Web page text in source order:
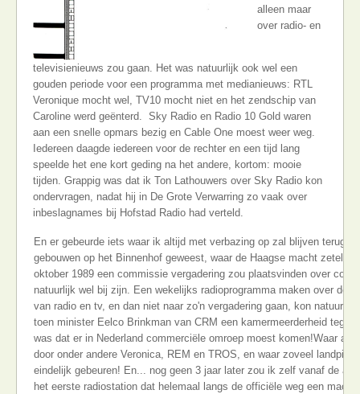
alleen maar
over radio- en
televisienieuws zou gaan. Het was natuurlijk ook wel een
gouden periode voor een programma met medianieuws: RTL
Veronique mocht wel, TV10 mocht niet en het zendschip van
Caroline werd geënterd. Sky Radio en Radio 10 Gold waren
aan een snelle opmars bezig en Cable One moest weer weg.
Iedereen daagde iedereen voor de rechter en een tijd lang
speelde het ene kort geding na het andere, kortom: mooie
tijden. Grappig was dat ik Ton Lathouwers over Sky Radio kon
ondervragen, nadat hij in De Grote Verwarring zo vaak over
inbeslagnames bij Hofstad Radio had verteld.
En er gebeurde iets waar ik altijd met verbazing op zal blijven
gebouwen op het Binnenhof geweest, waar de Haagse macht zetelt.
oktober 1989 een commissie vergadering zou plaatsvinden over
natuurlijk wel bij zijn. Een wekelijks radioprogramma maken over de
van radio en tv, en dan niet naar zo'n vergadering gaan, kon
toen minister Eelco Brinkman van CRM een kamermeerderheid
was dat er in Nederland commerciële omroep moest komen!Waar al
door onder andere Veronica, REM en TROS, en waar zoveel
eindelijk gebeuren! En... nog geen 3 jaar later zou ik zelf vanaf de
het eerste radiostation dat helemaal langs de officiële weg een